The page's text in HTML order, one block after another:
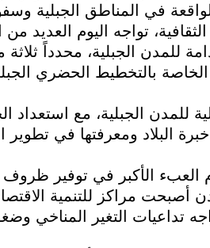
في المناطق الجبلية
تواجه اليوم العديد
للمدن الجبلية، محدداً ثلاثة
الخاصة بالتخطيط الحضري
للمدن الجبلية، مع استعداد
البلاد ومعرفتها في تطوير
الأكبر في توفير ظروف
مراكز للتنمية
تداعيات التغير المناخي